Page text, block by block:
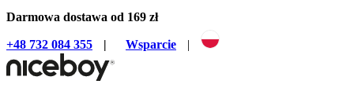
Darmowa dostawa od 169 zł
+48 732 084 355 | Wsparcie |